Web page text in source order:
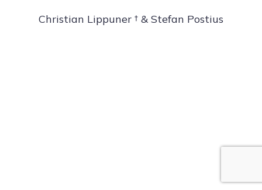
Christian Lippuner † & Stefan Postius